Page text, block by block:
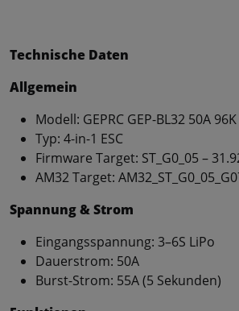
Technische Daten
Allgemein
Modell: GEPRC GEP-BL32 50A
Typ: 4-in-1 ESC
Firmware Target: ST_G0_05 –
AM32 Target:
Spannung & Strom
Eingangsspannung: 3–6S LiPo
Dauerstrom: 50A
Burst-Strom: 55A (5 Sekunden)